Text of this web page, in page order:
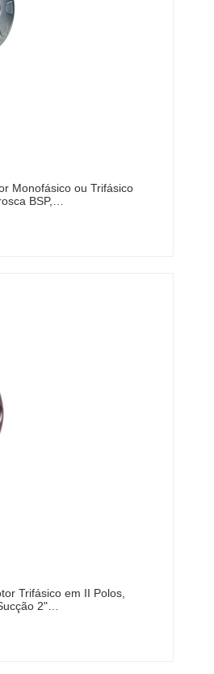
Monofásico ou Trifásico
BSP,…
Trifásico em II Polos,
2"…